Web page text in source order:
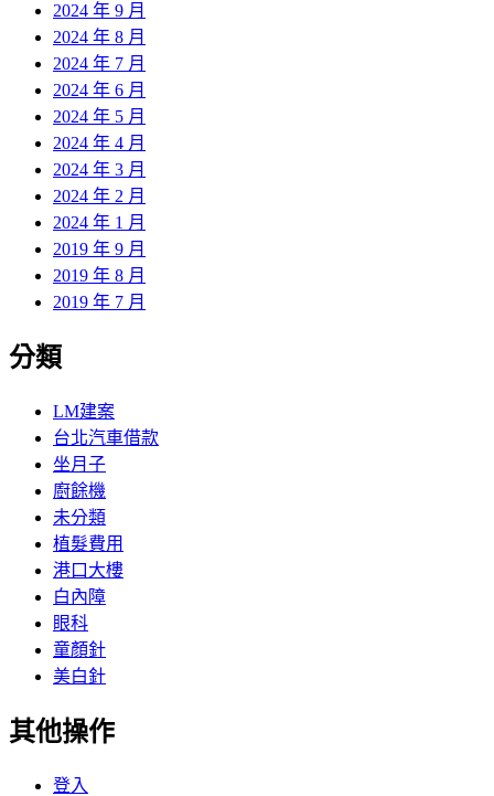
2024 年 9 月
2024 年 8 月
2024 年 7 月
2024 年 6 月
2024 年 5 月
2024 年 4 月
2024 年 3 月
2024 年 2 月
2024 年 1 月
2019 年 9 月
2019 年 8 月
2019 年 7 月
分類
LM建案
台北汽車借款
坐月子
廚餘機
未分類
植髮費用
港口大樓
白內障
眼科
童顏針
美白針
其他操作
登入